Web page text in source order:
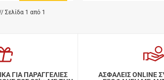
Σελίδα 1 από 1
ΓΙΑ ΠΑΡΑΓΓΕΛΙΕΣ
ΑΣΦΑΛΕΙΣ ONLINE